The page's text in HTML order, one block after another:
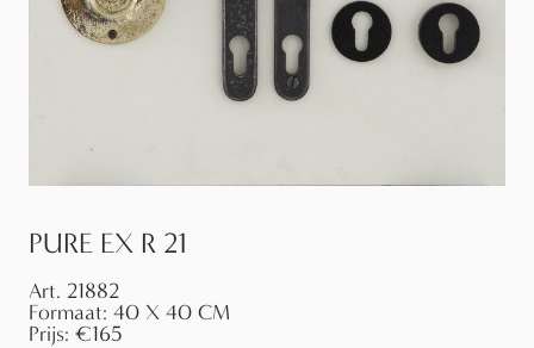
PURE EX R 21
Art. 21882
Formaat: 40 X 40 CM
Prijs: €165